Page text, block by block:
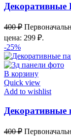
400₽
цена: 299 ₽.
-25%
В корзину
Quick view
Add to wishlist
400₽